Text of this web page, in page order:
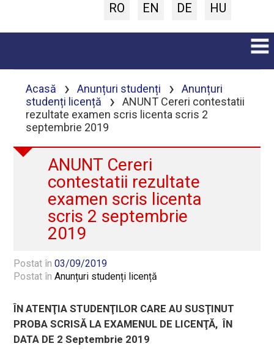
RO EN DE HU
Acasă › Anunțuri studenți ›
Anunțuri
studenți licență
›
ANUNT Cereri contestatii
rezultate examen scris licenta scris 2
septembrie 2019
ANUNT Cereri
contestatii rezultate
examen scris licenta
scris 2 septembrie
2019
Postat în03/09/2019
Postat înAnunțuri studenți licență
ÎN ATENŢIA STUDENŢILOR CARE AU SUSŢINUT
PROBA SCRISĂ LA EXAMENUL DE LICENŢĂ, ÎN
DATA DE 2 Septembrie 2019